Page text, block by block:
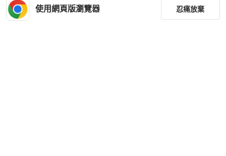
使用網頁版瀏覽器 忍痛放棄